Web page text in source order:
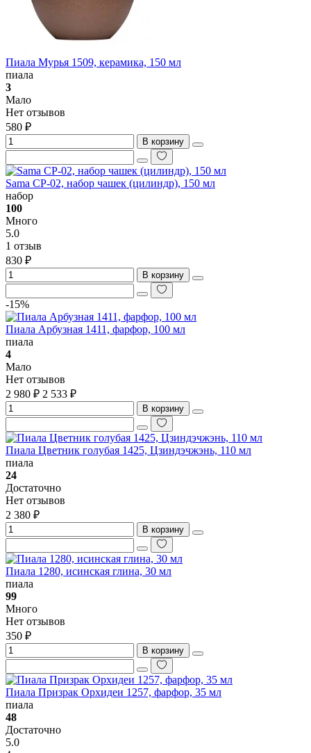
Пиала Мурья 1509, керамика, 150 мл
пиала
3
Мало
Нет отзывов
580 ₽
В корзину
Sama CP-02, набор чашек (цилиндр), 150 мл
набор
100
Много
5.0
1 отзыв
830 ₽
В корзину
-15%
Пиала Арбузная 1411, фарфор, 100 мл
пиала
4
Мало
Нет отзывов
2 980 ₽ 2 533 ₽
В корзину
Пиала Цветник голубая 1425, Цзиндэчжэнь, 110 мл
пиала
24
Достаточно
Нет отзывов
2 380 ₽
В корзину
Пиала 1280, исинская глина, 30 мл
пиала
99
Много
Нет отзывов
350 ₽
В корзину
Пиала Призрак Орхидеи 1257, фарфор, 35 мл
пиала
48
Достаточно
5.0